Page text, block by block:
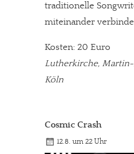
traditionelle
miteinander
Kosten: 20 Euro
Lutherkirche,
Köln
Cosmic Crash
12.8. um 22 Uhr